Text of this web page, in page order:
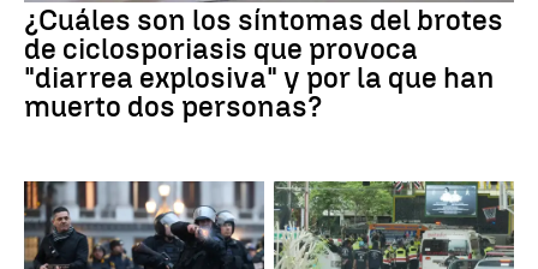
¿Cuáles son los síntomas del brotes
de ciclosporiasis que provoca
"diarrea explosiva" y por la que han
muerto dos personas?